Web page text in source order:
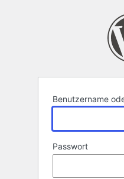
Benutzername
Passwort